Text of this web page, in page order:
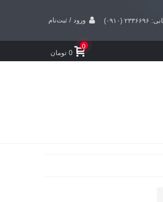
(۰۹۱۰) ورود / ثبت‌نام
0
0 تومان